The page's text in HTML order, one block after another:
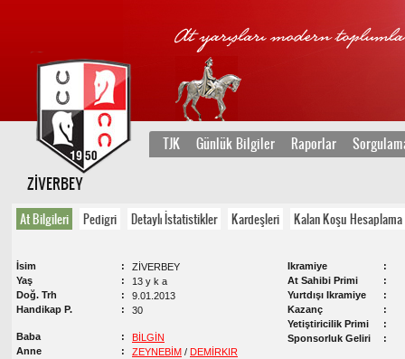
TJK Günlük Bilgiler Raporlar
ZİVERBEY
At Bilgileri Pedigri Detaylı İstatistikler Kardeşleri Kalan Koşu Hesaplama
İsim
ZİVERBEY
Yaş
13 y k a
Doğ. Trh
9.01.2013
Handikap P.
30
Baba
BİLGİN
Anne
ZEYNEBİM / DEMİRKIR
Ikramiye
At Sahibi Primi
Yurtdışı Ikramiye
Kazanç
Yetiştiricilik Primi
Sponsorluk Geliri